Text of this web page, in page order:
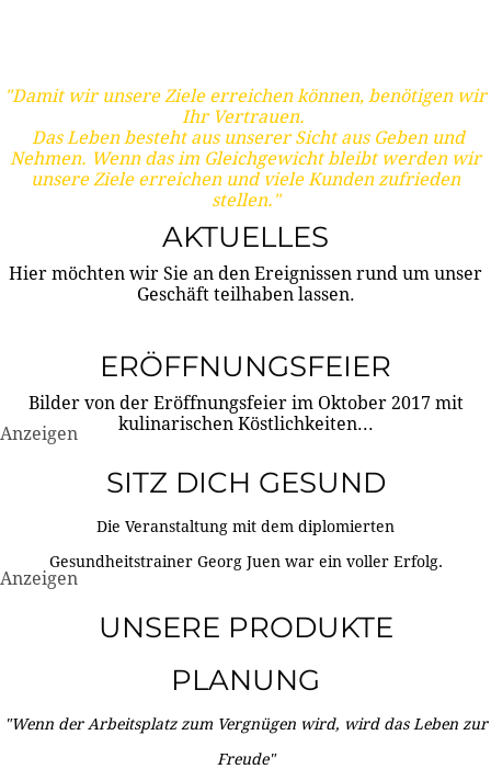
"Damit wir unsere Ziele erreichen können, benötigen wir
Ihr Vertrauen.
Das Leben besteht aus unserer Sicht aus Geben und
Nehmen. Wenn das im Gleichgewicht bleibt werden wir
unsere Ziele erreichen und viele Kunden zufrieden
stellen."
AKTUELLES
Hier möchten wir Sie an den Ereignissen rund um unser
Geschäft teilhaben lassen.
ERÖFFNUNGSFEIER
Bilder von der Eröffnungsfeier im Oktober 2017 mit
kulinarischen Köstlichkeiten...
Anzeigen
SITZ DICH GESUND
Die Veranstaltung mit dem diplomierten
Gesundheitstrainer Georg Juen war ein voller Erfolg.
Anzeigen
UNSERE PRODUKTE
PLANUNG
"Wenn der Arbeitsplatz zum Vergnügen wird, wird das Leben zur
Freude"